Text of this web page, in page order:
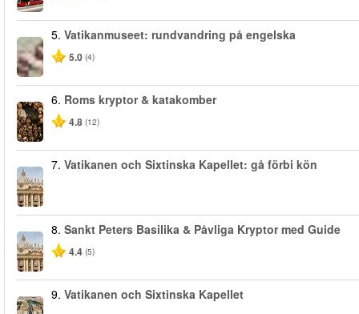
5. Vatikanmuseet: rundvandring på engelska
5.0 (4)
6. Roms kryptor & katakomber
4.8 (12)
7. Vatikanen och Sixtinska Kapellet: gå förbi kön
8. Sankt Peters Basilika & Påvliga Kryptor med Guide
4.4 (5)
9. Vatikanen och Sixtinska Kapellet